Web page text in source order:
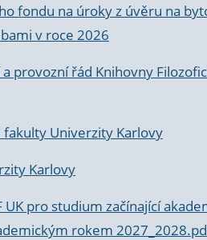
fondu na úroky z úvěru na
v roce 2026
provozní řád Knihovny
Univerzity Karlovy
Karlovy
pro studium začínající
rokem